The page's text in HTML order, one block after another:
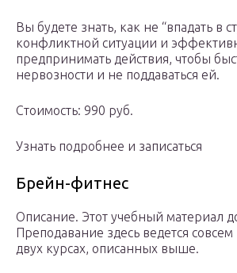
Вы будете знать, как не “впадать в
конфликтной ситуации и
предпринимать действия, чтобы
нервозности и не поддаваться ей.
Стоимость: 990 руб.
Узнать подробнее и записаться
Брейн-фитнес
Описание. Этот учебный материал
Преподавание здесь ведется совсем
двух курсах, описанных выше.